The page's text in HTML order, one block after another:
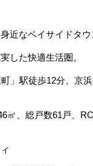
近なベイサイドタウ
した快適生活圏。
」駅徒歩12分、京
㎡、総戸数61戸、